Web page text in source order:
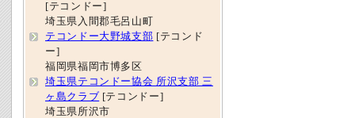
[テコンドー]
埼玉県入間郡毛呂山町
テコンドー大野城支部 [テコンド
ー]
福岡県福岡市博多区
埼玉県テコンドー協会 所沢支部 三
ヶ島クラブ [テコンドー]
埼玉県所沢市